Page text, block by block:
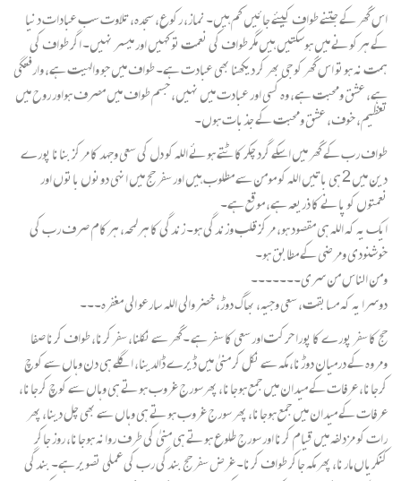
اس گھر کے جتنے طواف کیئے جائیں کم ہیں۔ نماز، رکوع، سجدہ، تلاوت سب عبادات دنیا
کے ہرکونے میں ہوسکتیں ہیں مگر طواف کی نعمت تو کہیں اور میسر نہیں۔ اگر طواف کی
ہمت نہ ہوتو اس گھر کو جی بھر کر دیکھنا بھی عبادت ہے۔ طواف میں جو والہیت ہے، وارفتگی
ہے، عشق ومحبت ہے، وہ کسی اور عبادت میں نہیں، جسم طواف میں مصرف ہواور روح میں
تعظیم، خوف، عشق ومحبت کے جذبات ہوں۔
طواف رب کے گھر میں اسکے گرد چکر کاٹتے ہوئے اللہ کو دل کی سعی وجہد کا مرکز بنانا پورے
دین میں 2 ہی باتیں اللہ کو مومن سے مطلوب ہیں اور سفر حج میں انہی دونوں باتوں اور
نعمتوں کو پانے کا ذریعہ ہے، موقع ہے۔
ایک یہ کہ اللہ ہی مقصود ہو، مرکز قلب وزندگی ہو۔ زندگی کا ہرلمحہ، ہرکام صرف رب کی
خوشنودی ومرضی کے مطابق ہو۔
ومن الناس من سری۔۔۔۔۔۔۔
دوسرا یہ کہ مسابقت، سعی وجیہ، بھاگ دوڑ، خضر والی اللہ سارعو الی مغفرہ۔۔۔
حج کا سفر پورے کا پورا حرکت اور سعی کا سفر ہے ۔گھر سے نکلنا، سفرکرنا، طواف کرنا صفا
ومروہ کے درمیان دوڑنا، مکہ سے نکل کر منیٰ میں ڈیرے ڈالدینا، اگلے ہی دن وہاں سے کوچ
کرجانا، عرفات کے میدان میں جمع ہوجانا، پھرسورج غروب ہوتے ہی وہاں سے کوچ کرجانا،
عرفات کے میدان میں جمع ہوجانا، پھر سورج غروب ہوتے ہی وہاں سے بھی چل دینا، پھر
رات کو مزدلفہ میں قیام کرنا اور سورج طلوع ہوتے ہی منیٰ کی طرف روانہ ہوجانا، روز جاکر
کنکریاں مارنا، پھر مکہ جاکر طواف کرنا۔ غرض سفر حج بندگی رب کی عملی تصویر ہے۔ بندگی